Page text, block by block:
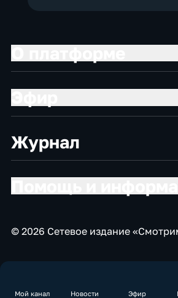
Мой канал Новости Эфир
Журнал
© 2026 Сетевое издание